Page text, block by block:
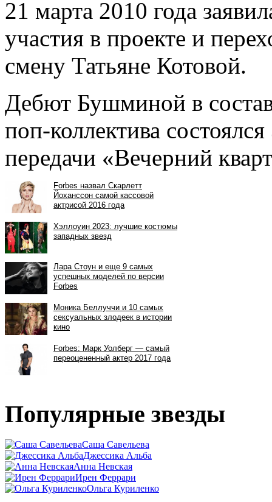
21 марта 2010 года
участия в проекте и
смену Татьяне Котовой.
Дебют Бушминой в
поп-коллектива
передачи «Вечерний
Популярные звезды
Саша Савельева
Джессика Альба
Анна Невская
Ирен Феррари
Ольга Куриленко